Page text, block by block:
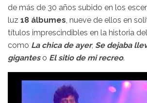
de más de 30 años subido en los
luz 18 álbumes , nueve de ellos en
títulos imprescindibles en la historia
como La chica de ayer, Se dejaba
giganteso El sitio de mi recreo.